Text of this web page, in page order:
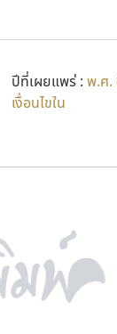
ปีที่เผยแพร่ : พ.ศ.
เงื่อนไขใน